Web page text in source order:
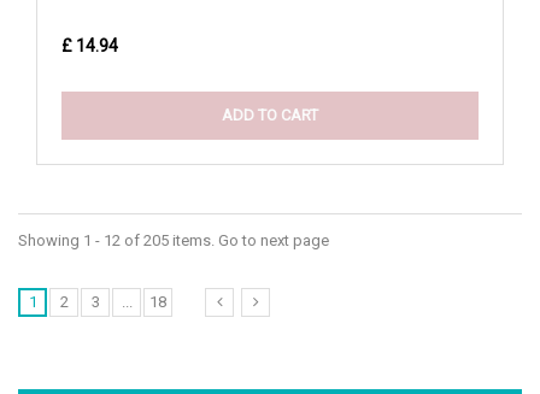
£ 14.94
ADD TO CART
Showing 1 - 12 of 205 items. Go to next page
1 2 3 ... 18